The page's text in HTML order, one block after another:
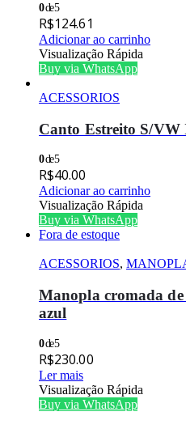
0de 5
R$124.61
Adicionar ao carrinho
Visualização Rápida
Buy via WhatsApp
ACESSORIOS
Canto Estreito S/VW
0de 5
R$40.00
Adicionar ao carrinho
Visualização Rápida
Buy via WhatsApp
Fora de estoque
ACESSORIOS,
Manopla cromada
azul
0de 5
R$230.00
Ler mais
Visualização Rápida
Buy via WhatsApp